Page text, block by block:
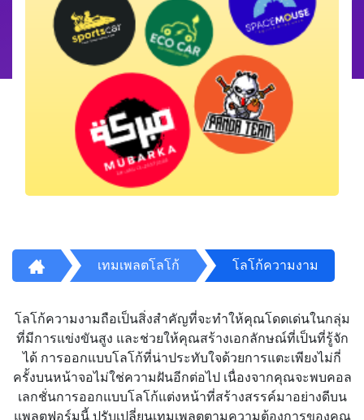
เทมเพลตโลโก้ โลโก้ความงาม
โลโก้ความงามถือเป็นสิ่งสำคัญที่จะทำให้คุณโดดเด่นในกลุ่ม
ที่มีการแข่งขันสูง และช่วยให้คุณสร้างเอกลักษณ์ที่เป็นที่รู้จัก
ได้ การออกแบบโลโก้ที่น่าประทับใจด้วยการแตะเพียงไม่กี่
ครั้งบนหน้าจอไม่ใช่ความฝันอีกต่อไป เนื่องจากคุณจะพบคอล
เลกชั่นการออกแบบโลโก้แต่งหน้าที่สร้างสรรค์มาอย่างดีบน
แพลตฟอร์มนี้ ปรับเปลี่ยนเทมเพลตตามความต้องการของคุณ